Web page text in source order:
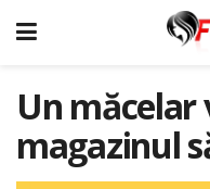
Un măcelar
magazinul